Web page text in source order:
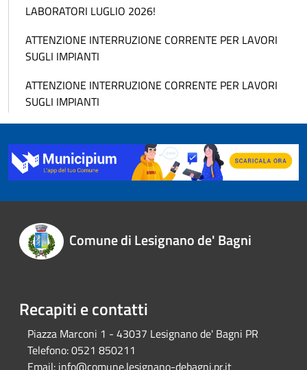
LABORATORI LUGLIO 2026!
ATTENZIONE INTERRUZIONE CORRENTE PER LAVORI
SUGLI IMPIANTI
ATTENZIONE INTERRUZIONE CORRENTE PER LAVORI
SUGLI IMPIANTI
Comune di Lesignano de' Bagni
Recapiti e contatti
Piazza Marconi 1 - 43037 Lesignano de' Bagni PR
Telefono:0521 850211
Email: info@comune.lesignano-debagni.pr.it